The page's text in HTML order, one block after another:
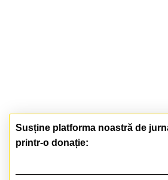
Susține platforma noastră de
printr-o donație: